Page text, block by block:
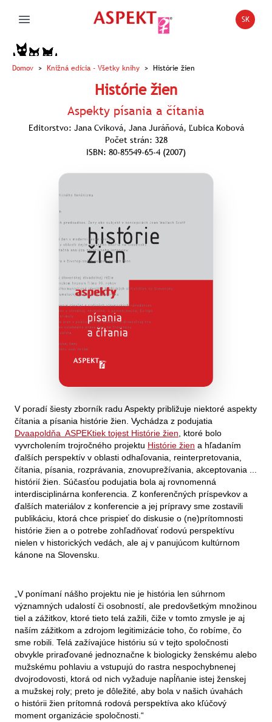
Open main menu Open
SK
Domov > Knižná edícia - Všetky knihy > Histórie žien
Histórie žien
Aspekty písania a čítania
Editorstvo: Jana Cviková, Jana Juráňová, Ľubica Kobová
Počet strán: 328
ISBN: 80-85549-65-4 (2007)
V poradí šiesty zborník radu Aspekty približuje niektoré aspekty
čítania a písania histórie žien. Vychádza z podujatia
Dvaapoldňa ASPEKtiek tojest Histórie žien, ktoré bolo
vyvrcholením trojročného projektu Histórie žien a hľadaním
ďalších perspektív v oblasti odhaľovania, reinterpretovania,
čítania, písania, rozprávania, znovuprežívania, akceptovania ...
histórií žien. Súčasťou podujatia bola aj rovnomenná
interdisciplinárna konferencia. Z konferenčných príspevkov a
ďalších materiálov z konferencie a jej prípravy sme zostavili
publikáciu, ktorá chce prispieť do diskusie o (ne)prítomnosti
histórie žien a o potrebe zohľadňovať rodovú perspektívu
nielen v historických vedách, ale aj v panujúcom kultúrnom
kánone na Slovensku.
„V ponímaní nášho projektu nie je história len súhrnom
významných udalostí či osobností, ale predovšetkým množinou
tiel a zážitkov, ktoré tieto telá zažili, čiže v tomto zmysle je aj
naším zážitkom a zdrojom legitimizácie toho, čo robíme, čo
sme robili. Telá zažívajúce históriu sú v tejto spoločnosti
obvykle priraďované jednoznačne k biologicky ženskému alebo
mužskému pohlaviu a vstupujú do rastra nespochybnenej
dvojrodovosti, ktorá od nich vyžaduje napĺňanie istej ženskej
a mužskej roly; preto je dôležité, aby bola v našich úvahách
o histórii žien prítomná rodová perspektíva ako kľúčový
moment organizácie spoločnosti.“